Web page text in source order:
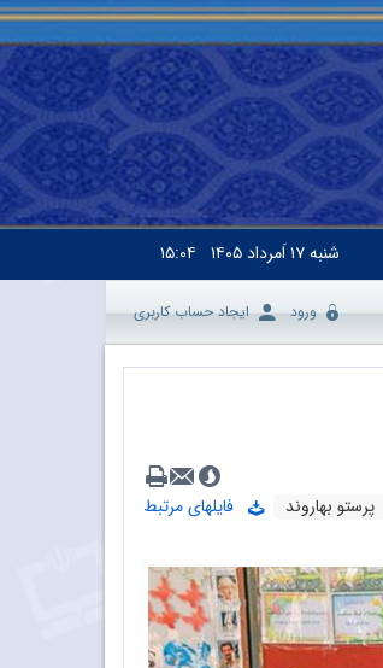
شنبه۱۷ اَمرداد ۱۴۰۵ ۱۵:۰۴
ورود ایجاد حساب کاربری
پرستو بهاروند
فایلهای مرتبط